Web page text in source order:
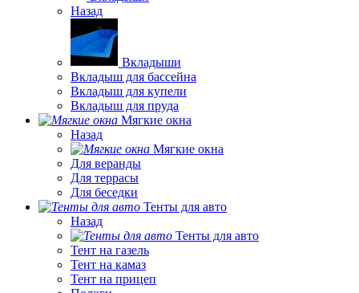
Назад
Вкладыши
Вкладыш для бассейна
Вкладыш для купели
Вкладыш для пруда
Мягкие окна
Назад
Мягкие окна
Для веранды
Для террасы
Для беседки
Тенты для авто
Назад
Тенты для авто
Тент на газель
Тент на камаз
Тент на прицеп